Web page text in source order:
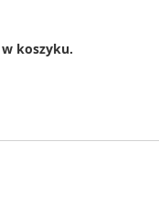
koszyku.